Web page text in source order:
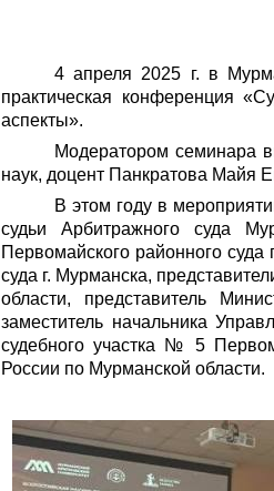
4 апреля 2025 г. в
практическая конференция
аспекты».
Модератором семинара
наук, доцент Панкратова Майя
В этом году в
судьи Арбитражного суда
Первомайского районного суда
суда г. Мурманска,
области, представитель
заместитель начальника
судебного участка № 5
России по Мурманской области.